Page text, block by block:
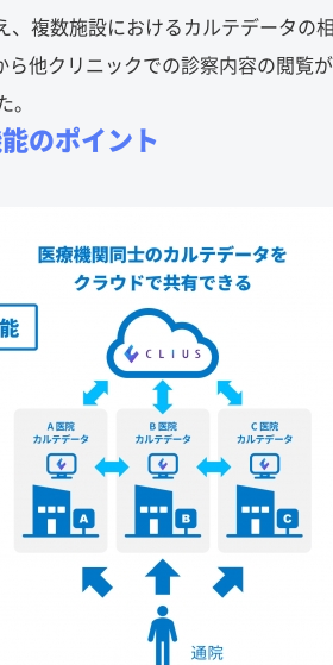
、複数施設におけるカルテデータの
他クリニックでの診察内容の閲覧
た。
のポイント